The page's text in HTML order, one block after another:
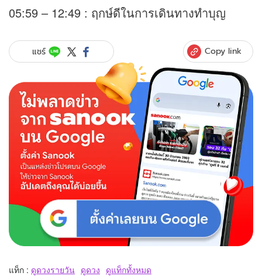
05:59 – 12:49 : ฤกษ์ดีในการเดินทางทำบุญ
แชร์ Copy link
แท็ก : ดูดวงรายวัน ดูดวง ดูแท็กทั้งหมด